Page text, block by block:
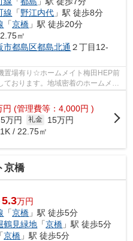
線 「野江内代 」駅 徒歩8分
「京橋 」駅 徒歩20分
㎡
市都島区都島北通 ２丁目12-
場有り☆ホームメイト梅田HEP前
ております。地域密着のホームメイ
円 (管理費等：4,000円 )
5万円 礼金
15万円
/ 22.75㎡
京橋
5.3万円
「京橋 」駅 徒歩5分
鶴見緑地 「京橋 」駅 徒歩5分
「京橋 」駅 徒歩5分